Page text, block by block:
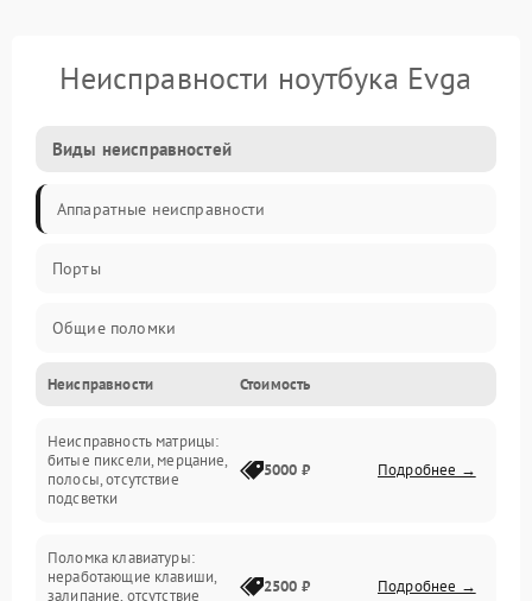
Неисправности ноутбука Evga
Виды неисправностей
Аппаратные неисправности
Порты
Общие поломки
Устройства
Программные ошибки
Электрические и системные сбои
Интерфейсные проблемы
Неисправности Стоимость
Неисправность матрицы:
битые пиксели, мерцание,
полосы, отсутствие
подсветки
5000 ₽ Подробнее →
Поломка клавиатуры:
неработающие клавиши,
залипание, отсутствие
2500 ₽ Подробнее →